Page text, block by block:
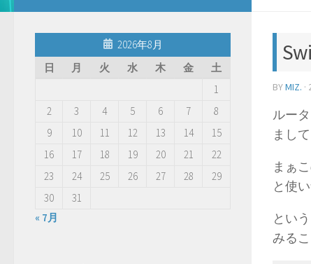
BYMIZ. ·
ルー
まして
まぁ
と使
とい
みるこ
2026年8月
日
月 火 水 木 金
土
1
2
3 4 5 6 7
8
9
10 11 12 13 14
15
16
17 18 19 20 21
22
23
24 25 26 27 28
29
30
31
« 7月